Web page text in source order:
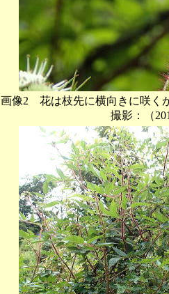
画像2 花は枝先に横向きに咲く
撮影：（